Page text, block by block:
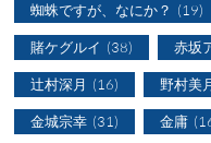
蜘蛛ですが、なにか？ (19)
賭ケグルイ (38) 赤坂
辻村深月 (16) 野村美
金城宗幸 (31) 金庸